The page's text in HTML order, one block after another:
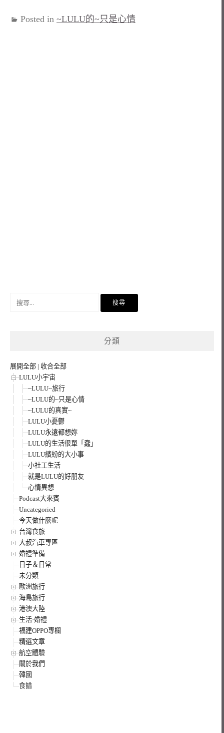
Posted in ~LULU的~只是心情
分類
展開全部 | 收合全部
LULU小宇宙
~LULU~旅行
~LULU的~只是心情
~LULU的真實~
LULU小憂鬱
LULU永遠都想妳
LULU的生活很單「蠢」
LULU繽紛的大小事
小社工生活
就是LULU的好朋友
心情異想
Podcast大來賓
Uncategoried
今天做什麼呢
台灣食旅
大叔汽車專區
婚禮準備
日子＆日常
未分類
歐洲旅行
海島旅行
港澳大陸
生活·婚禮
福建OPPO專欄
精選文章
航空體驗
關於我們
韓國
食譜